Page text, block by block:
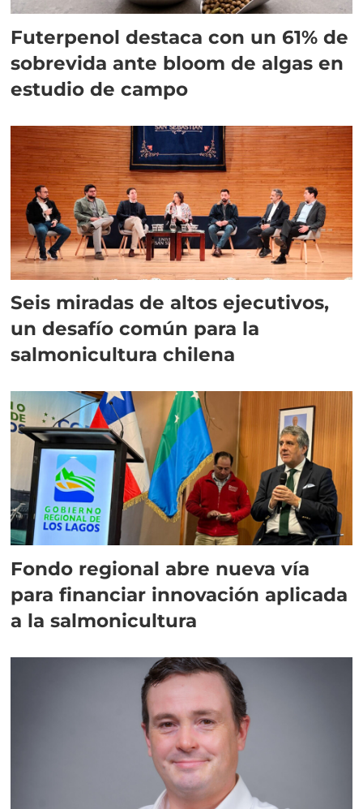
Futerpenol destaca con un 61% de
sobrevida ante bloom de algas en
estudio de campo
Seis miradas de altos ejecutivos,
un desafío común para la
salmonicultura chilena
Fondo regional abre nueva vía
para financiar innovación aplicada
a la salmonicultura